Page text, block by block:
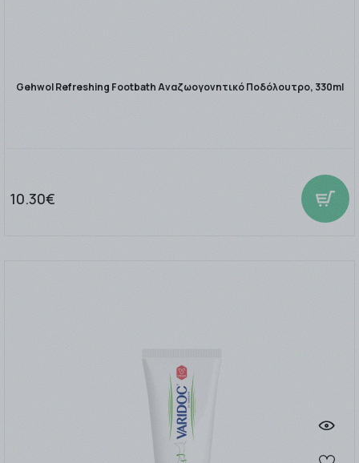
Gehwol Refreshing Footbath Αναζωογονητικό Ποδόλουτρο, 330ml
10.30€